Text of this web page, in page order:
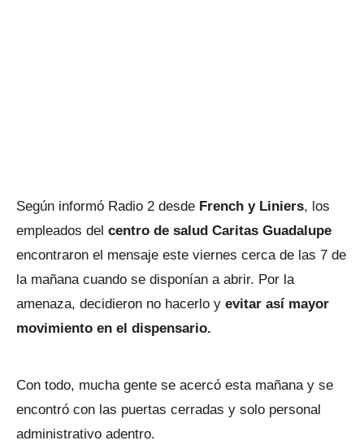
Según informó Radio 2 desde French y Liniers, los
empleados del centro de salud Caritas Guadalupe
encontraron el mensaje este viernes cerca de las 7 de
la mañana cuando se disponían a abrir. Por la
amenaza, decidieron no hacerlo y evitar así mayor
movimiento en el dispensario.
Con todo, mucha gente se acercó esta mañana y se
encontró con las puertas cerradas y solo personal
administrativo adentro.